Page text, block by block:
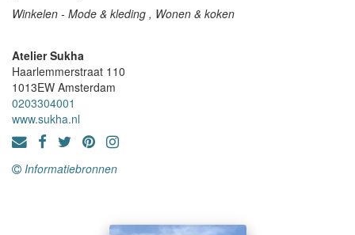
Winkelen - Mode & kleding , Wonen & koken
Atelier Sukha
Haarlemmerstraat 110
1013EW Amsterdam
0203304001
www.sukha.nl
Informatiebronnen